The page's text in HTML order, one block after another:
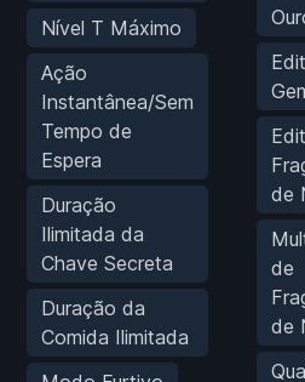
Nível T Máximo
Ação
Instantânea/Sem
Tempo de
Espera
Duração
Ilimitada da
Chave Secreta
Duração da
Comida Ilimitada
de
de
de